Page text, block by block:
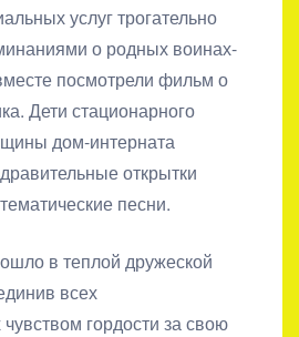
услуг трогательно
о родных воинах-
посмотрели фильм о
Дети стационарного
дом-интерната
открытки
песни.
в теплой дружеской
всех
гордости за свою